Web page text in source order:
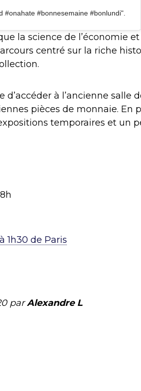
#onahate #bonnesemaine #bonlundi".
la science de l’économie et
centré sur la riche
à l’ancienne salle
pièces de monnaie. En
temporaires et un
1h30 de Paris
parAlexandre L